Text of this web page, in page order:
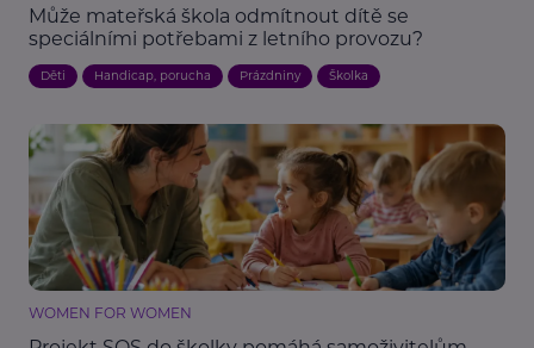
Může mateřská škola odmítnout dítě se
speciálními potřebami z letního provozu?
Děti Handicap, porucha Prázdniny Školka
WOMEN FOR WOMEN